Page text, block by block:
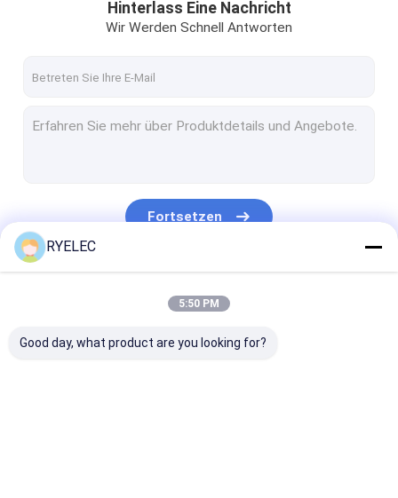
LVDS-Kabel
benutzerdefinierter Kabellösungen
Netz-Verbindungskabel
Hinterlass Eine Nachricht
Wir Werden Schnell Antworten
Fortsetzen
RYELEC
5:50 PM
Good day, what product are you looking for?